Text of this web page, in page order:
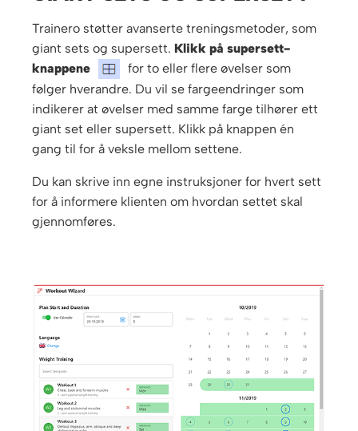
Trainero støtter avanserte treningsmetoder, som
giant sets og supersett. Klikk på supersett-
knappene
for to eller flere øvelser som
følger hverandre. Du vil se fargeendringer som
indikerer at øvelser med samme farge tilhører ett
giant set eller supersett. Klikk på knappen én
gang til for å veksle mellom settene.
Du kan skrive inn egne instruksjoner for hvert sett
for å informere klienten om hvordan settet skal
gjennomføres.